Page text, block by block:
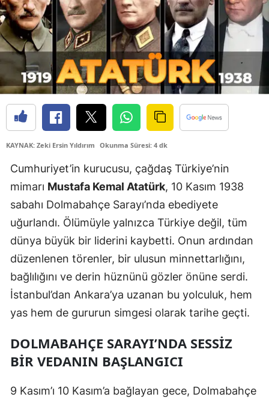
Bursa
Çanakkale
Çankırı
Çorum
Denizli
Diyarbakır
Elazığ
Erzincan
Erzurum
Eskişehir
Gaziantep
Giresun
Hakkari
KAYNAK: Zeki Ersin Yıldırım Okunma Süresi: 4 dk
Cumhuriyet’in kurucusu, çağdaş Türkiye’nin
mimarı Mustafa Kemal Atatürk, 10 Kasım 1938
sabahı Dolmabahçe Sarayı’nda ebediyete
uğurlandı. Ölümüyle yalnızca Türkiye değil, tüm
dünya büyük bir liderini kaybetti. Onun ardından
düzenlenen törenler, bir ulusun minnettarlığını,
bağlılığını ve derin hüznünü gözler önüne serdi.
İstanbul’dan Ankara’ya uzanan bu yolculuk, hem
yas hem de gururun simgesi olarak tarihe geçti.
DOLMABAHÇE SARAYI’NDA SESSIZ
BIR VEDANIN BAŞLANGICI
9 Kasım’ı 10 Kasım’a bağlayan gece, Dolmabahçe